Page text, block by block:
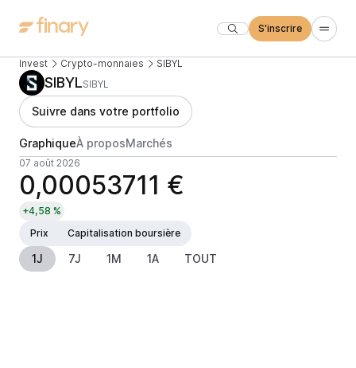
S'inscrire
Invest Crypto-monnaies SIBYL
SIBYLSIBYL
Suivre dans votre portfolio
GraphiqueÀ proposMarchés
07 août 2026
0,00053711 €
+4,58 %
Prix
Capitalisation boursière
1J 7J 1M 1A TOUT